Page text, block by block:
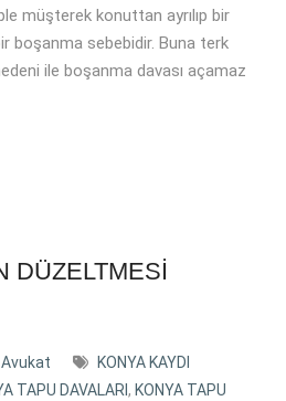
müşterek konuttan ayrılıp bir
boşanma sebebidir. Buna terk
ile boşanma davası açamaz
DÜZELTMESİ
Avukat
KONYA KAYDI
TAPU DAVALARI, KONYA TAPU